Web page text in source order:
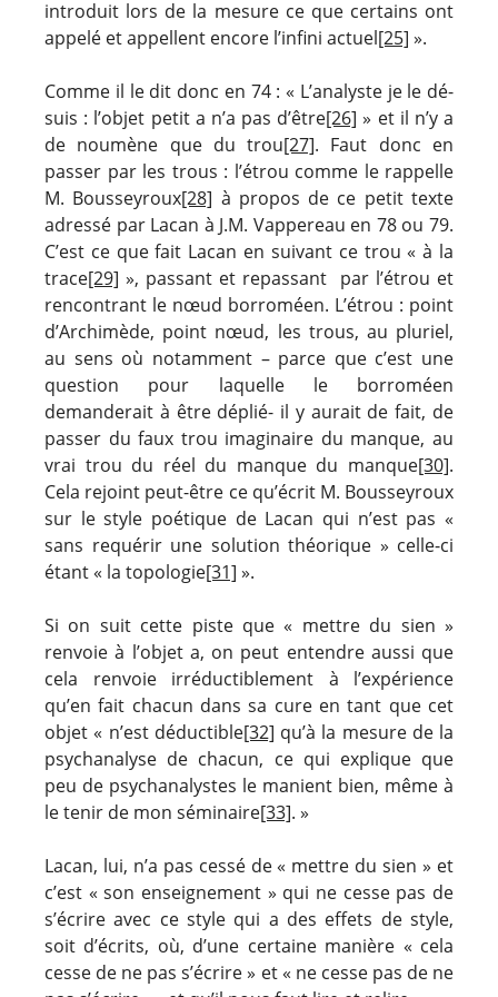
introduit lors de la mesure ce que certains ont
appelé et appellent encore l’infini actuel[25] ».
Comme il le dit donc en 74 : « L’analyste je le dé-
suis : l’objet petit a n’a pas d’être[26] » et il n’y a
de noumène que du trou[27]. Faut donc en
passer par les trous : l’étrou comme le rappelle
M. Bousseyroux[28] à propos de ce petit texte
adressé par Lacan à J.M. Vappereau en 78 ou 79.
C’est ce que fait Lacan en suivant ce trou « à la
trace[29] », passant et repassant par l’étrou et
rencontrant le nœud borroméen. L’étrou : point
d’Archimède, point nœud, les trous, au pluriel,
au sens où notamment – parce que c’est une
question pour laquelle le borroméen
demanderait à être déplié- il y aurait de fait, de
passer du faux trou imaginaire du manque, au
vrai trou du réel du manque du manque[30].
Cela rejoint peut-être ce qu’écrit M. Bousseyroux
sur le style poétique de Lacan qui n’est pas «
sans requérir une solution théorique » celle-ci
étant « la topologie[31] ».
Si on suit cette piste que « mettre du sien »
renvoie à l’objet a, on peut entendre aussi que
cela renvoie irréductiblement à l’expérience
qu’en fait chacun dans sa cure en tant que cet
objet « n’est déductible[32] qu’à la mesure de la
psychanalyse de chacun, ce qui explique que
peu de psychanalystes le manient bien, même à
le tenir de mon séminaire[33]. »
Lacan, lui, n’a pas cessé de « mettre du sien » et
c’est « son enseignement » qui ne cesse pas de
s’écrire avec ce style qui a des effets de style,
soit d’écrits, où, d’une certaine manière « cela
cesse de ne pas s’écrire » et « ne cesse pas de ne